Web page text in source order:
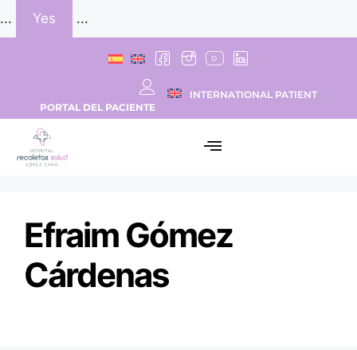
... Yes ...
PORTAL DEL PACIENTE
INTERNATIONAL PATIENT
Efraim Gómez
Cárdenas